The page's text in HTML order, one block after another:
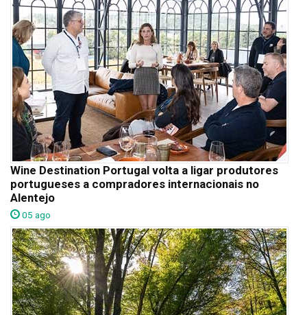
Wine Destination Portugal volta a ligar produtores
portugueses a compradores internacionais no
Alentejo
05 ago